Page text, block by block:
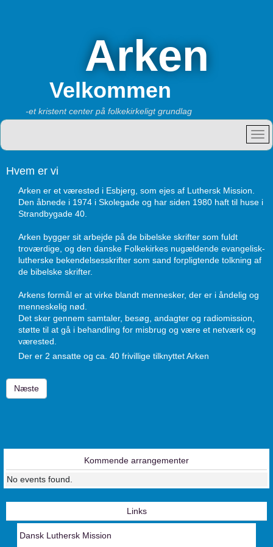
Velkommen
-et kristent center på folkekirkeligt grundlag
Arken
Hvem er vi
Arken er et værested i Esbjerg, som ejes af Luthersk Mission.
Den åbnede i 1974 i Skolegade og har siden 1980 haft til huse i
Strandbygade 40.
Arken bygger sit arbejde på de bibelske skrifter som fuldt
troværdige, og den danske Folkekirkes nugældende evangelisk-
lutherske bekendelsesskrifter som sand forpligtende tolkning af
de bibelske skrifter.
Arkens formål er at virke blandt mennesker, der er i åndelig og
menneskelig nød.
Det sker gennem samtaler, besøg, andagter og radiomission,
støtte til at gå i behandling for misbrug og være et netværk og
værested.
Der er 2 ansatte og ca. 40 frivillige tilknyttet Arken
Næste artikel: Økonomi
Næste
Kommende arrangementer
No events found.
Links
Dansk Luthersk Mission